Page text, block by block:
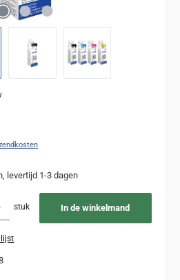
levertijd 1-3 dagen
stuk In de winkelmand